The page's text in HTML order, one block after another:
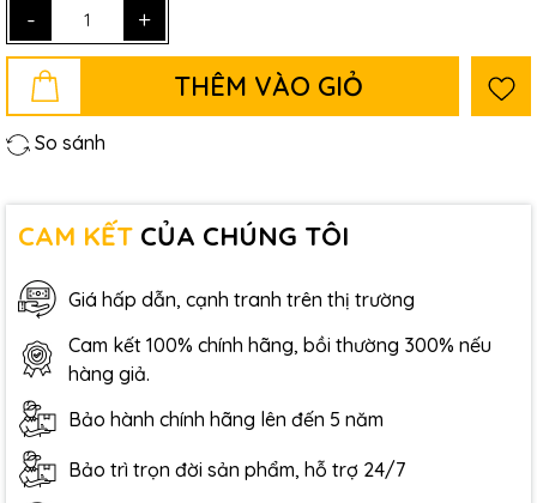
- +
THÊM VÀO GIỎ
So sánh
CAM KẾT CỦA CHÚNG TÔI
Giá hấp dẫn, cạnh tranh trên thị trường
Cam kết 100% chính hãng, bồi thường 300% nếu
hàng giả.
Bảo hành chính hãng lên đến 5 năm
Bảo trì trọn đời sản phẩm, hỗ trợ 24/7